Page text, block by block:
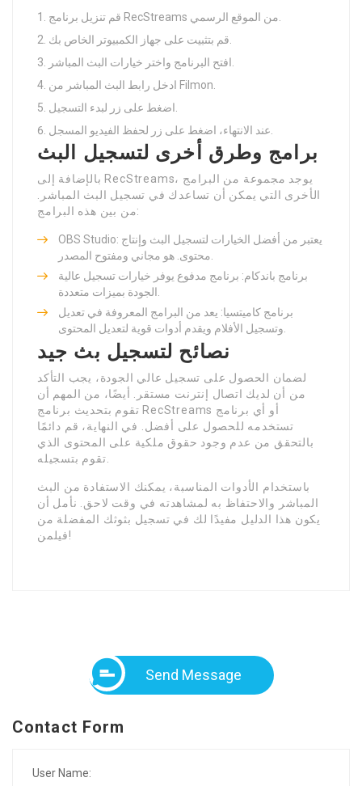
ادخل رابط البث المباشر من Filmon.
برامج وطرق أخرى لتسجيل البث
بالإضافة إلى RecStreams، يوجد مجموعة من البرامج
الأخرى التي يمكن أن تساعدك في تسجيل البث المباشر.
من بين هذه البرامج:
OBS Studio: يعتبر من أفضل الخيارات لتسجيل البث وإنتاج
برنامج باندكام: برنامج مدفوع يوفر خيارات تسجيل عالية
برنامج كاميتسيا: يعد من البرامج المعروفة في تعديل
نصائح لتسجيل بث جيد
لضمان الحصول على تسجيل عالي الجودة، يجب التأكد
من أن لديك اتصال إنترنت مستقر. أيضًا، من المهم أن
تقوم بتحديث برنامج RecStreams أو أي برنامج
تستخدمه للحصول على أفضل. في النهاية، قم دائمًا
بالتحقق من عدم وجود حقوق ملكية على المحتوى الذي
باستخدام الأدوات المناسبة، يمكنك الاستفادة من البث
المباشر والاحتفاظ به لمشاهدته في وقت لاحق. نأمل أن
يكون هذا الدليل مفيدًا لك في تسجيل بثوثك المفضلة من
فيلمن!
Send Message
Contact Form
User Name: